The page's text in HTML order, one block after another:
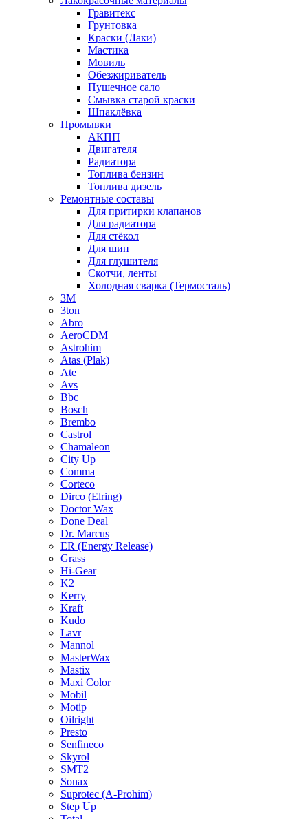
Гравитекс
Грунтовка
Краски (Лаки)
Мастика
Мовиль
Обезжириватель
Пушечное сало
Смывка старой краски
Шпаклёвка
Промывки
АКПП
Двигателя
Радиатора
Топлива бензин
Топлива дизель
Ремонтные составы
Для притирки клапанов
Для радиатора
Для стёкол
Для шин
Для глушителя
Скотчи, ленты
Холодная сварка (Термосталь)
3M
3ton
Abro
AeroCDM
Astrohim
Atas (Plak)
Ate
Avs
Bbc
Bosch
Brembo
Castrol
Chamaleon
City Up
Comma
Corteco
Dirco (Elring)
Doctor Wax
Done Deal
Dr. Marcus
ER (Energy Release)
Grass
Hi-Gear
K2
Kerry
Kraft
Kudo
Lavr
Mannol
MasterWax
Mastix
Maxi Color
Mobil
Motip
Oilright
Presto
Senfineco
Skyrol
SMT2
Sonax
Suprotec (A-Prohim)
Step Up